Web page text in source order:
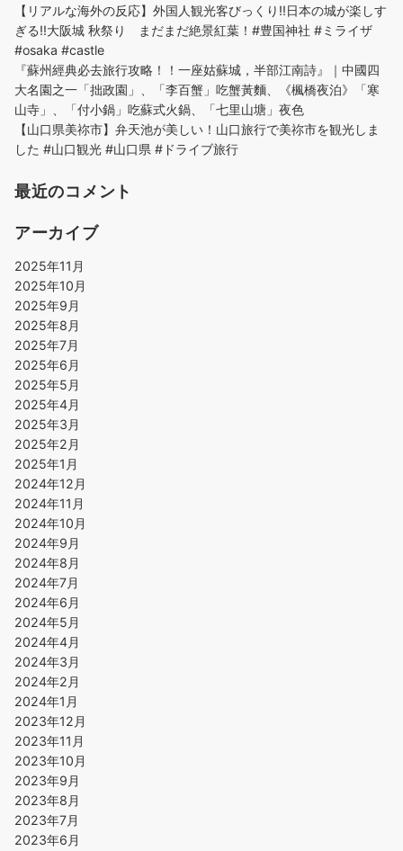
【リアルな海外の反応】外国人観光客びっくり!!日本の城が楽しす
ぎる!!大阪城 秋祭り まだまだ絶景紅葉！#豊国神社 #ミライザ
#osaka #castle
『蘇州經典必去旅行攻略！！一座姑蘇城，半部江南詩』｜中國四
大名園之一「拙政園」、「李百蟹」吃蟹黃麵、《楓橋夜泊》「寒
山寺」、「付小鍋」吃蘇式火鍋、「七里山塘」夜色
【山口県美祢市】弁天池が美しい！山口旅行で美祢市を観光しま
した #山口観光 #山口県 #ドライブ旅行
最近のコメント
アーカイブ
2025年11月
2025年10月
2025年9月
2025年8月
2025年7月
2025年6月
2025年5月
2025年4月
2025年3月
2025年2月
2025年1月
2024年12月
2024年11月
2024年10月
2024年9月
2024年8月
2024年7月
2024年6月
2024年5月
2024年4月
2024年3月
2024年2月
2024年1月
2023年12月
2023年11月
2023年10月
2023年9月
2023年8月
2023年7月
2023年6月